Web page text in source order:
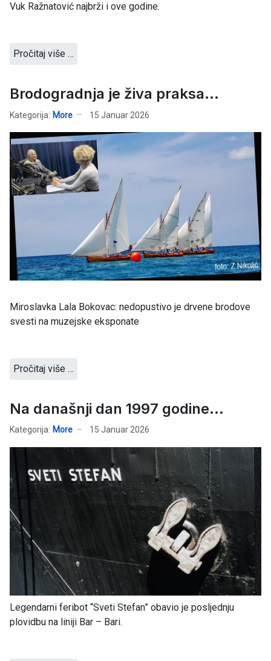
Vuk Ražnatović najbrži i ove godine.
Pročitaj više …
Brodogradnja je živa praksa...
Kategorija: More 15 Januar 2026
Miroslavka Lala Bokovac: nedopustivo je drvene brodove
svesti na muzejske eksponate
Pročitaj više …
Na današnji dan 1997 godine...
Kategorija: More 15 Januar 2026
Legendarni feribot “Sveti Stefan” obavio je posljednju
plovidbu na liniji Bar – Bari.